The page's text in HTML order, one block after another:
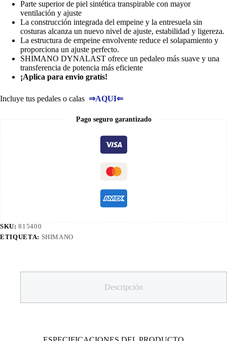
Parte superior de piel sintética transpirable con mayor
ventilación y ajuste
La construcción integrada del empeine y la entresuela sin
costuras alcanza un nuevo nivel de ajuste, estabilidad y ligereza.
La estructura de empeine envolvente reduce el solapamiento y
proporciona un ajuste perfecto.
SHIMANO DYNALAST ofrece un pedaleo más suave y una
transferencia de potencia más eficiente
¡Aplica para envio gratís!
Incluye tus pedales o calas ⇒AQUI⇐
Pago seguro garantizado
SKU:815400
ETIQUETA: SHIMANO
Descripción